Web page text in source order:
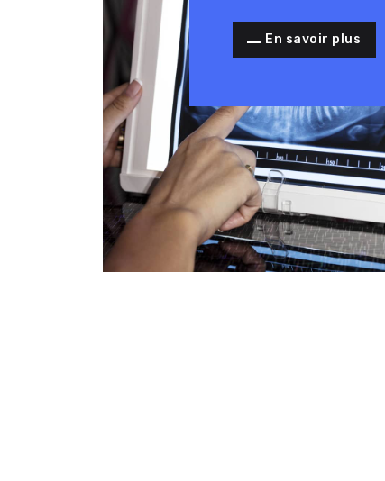
En savoir plus